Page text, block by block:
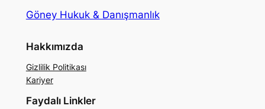
Göney Hukuk & Danışmanlık
Hakkımızda
Gizlilik Politikası
Kariyer
Faydalı Linkler